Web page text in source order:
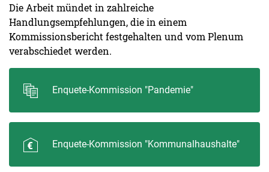
Die Arbeit mündet in zahlreiche
Handlungsempfehlungen, die in einem
Kommissionsbericht festgehalten und vom Plenum
verabschiedet werden.
Enquete-Kommission "Pandemie"
Enquete-Kommission "Kommunalhaushalte"